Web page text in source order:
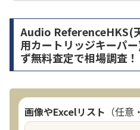
Audio ReferenceHKS(
用カートリッジキーパ
ず無料査定で相場調査！
画像やExcelリスト （任意